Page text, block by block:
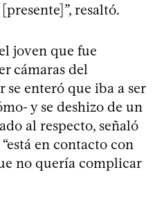
resaltó.
joven que fue
cámaras del
enteró que iba a ser
y se deshizo de un
al respecto, señaló
en contacto con
no quería complicar